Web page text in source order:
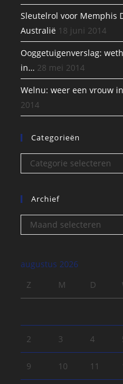
Sleutelrol voor Memphis
Australië 18 juni 2014
Ooggetuigenverslag:
in… 28 mei 2014
Welnu: weer een vrouw
2014
Categorieën
Categorieën
Categorie selecteren
Archief
Archief
Maand selecteren
augustus 2026
Z
M D
2 3 4
9 10 11